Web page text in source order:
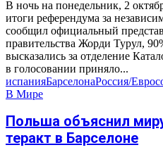
В ночь на понедельник, 2
итоги референдума за
сообщил официальный
правительства Жорди Турул,
высказались за отделение
в голосовании приняло...
испанияБарселонаРоссия/
В Мире
Польша объяснил
теракт в Барселоне